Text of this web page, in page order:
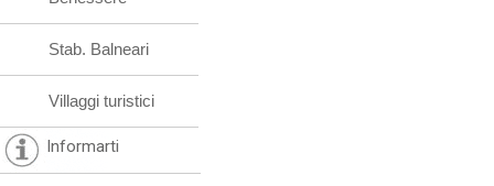
Stab. Balneari
Villaggi turistici
Informarti